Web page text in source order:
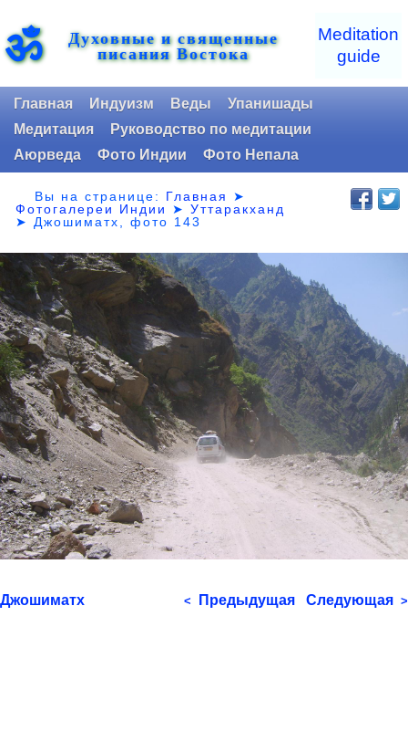
ॐ Духовные и священные
писания Востока
Meditation
guide
Главная Индуизм Веды
Упанишады
Медитация
Руководство по медитации
Аюрведа
Фото Индии Фото Непала
Вы на странице: Главная
➤
Фотогалереи Индии
➤Уттаракханд
➤ Джошиматх, фото 143
Джошиматх < Предыдущая Следующая >